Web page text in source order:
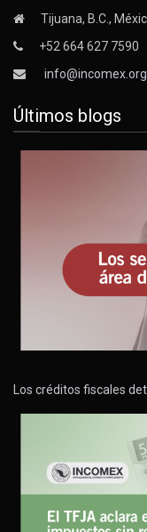
Tijuana, B.C.,
+52 664 627 7590
Últimos blogs
Los créditos fiscales